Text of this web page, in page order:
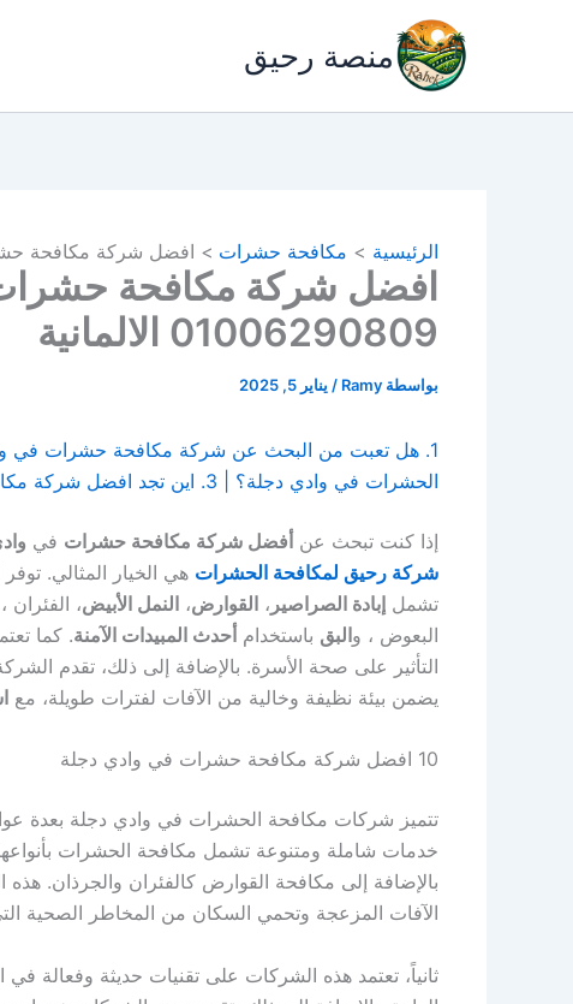
منصة رحيق
الرئيسية مكافحة حشرات افضل شركة مكافحة حشرات في وادي
افضل شركة مكافحة
01006290809 الالمانية
بواسطة Ramy
/ يناير 5, 2025
الحشرات في وادي دجلة؟ | 3. اين تجد افضل شركة مكافحة حشرات بوادي دجلة ؟
إذا كنت تبحث عن أفضل شركة مكافحة حشرات في
شركة رحيق لمكافحة الحشرات هي الخيار المثالي.
تشمل إبادة الصراصير ، القوارض، النمل الأبيض، الفئران
البعوض ، والبق باستخدام أحدث المبيدات الآمنة. كما
التأثير على صحة الأسرة. بالإضافة إلى ذلك، تقدم
يضمن بيئة نظيفة وخالية من الآفات لفترات طويلة، مع
10 افضل شركة مكافحة حشرات في وادي دجلة
تتميز شركات مكافحة الحشرات في وادي دجلة بعدة عوامل
خدمات شاملة ومتنوعة تشمل مكافحة الحشرات بأنواعها
بالإضافة إلى مكافحة القوارض كالفئران والجرذان.
الآفات المزعجة وتحمي السكان من المخاطر الصحية
ثانياً، تعتمد هذه الشركات على تقنيات حديثة وفعالة